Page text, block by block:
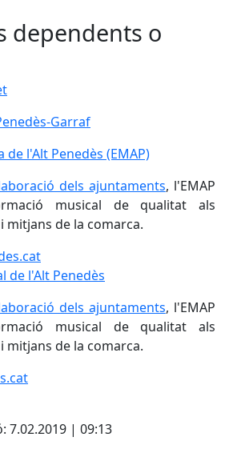
dependents o
Garraf
de l'Alt Penedès (EMAP)
dels ajuntaments, l'EMAP
musical de qualitat als
mitjans de la comarca.
de l'Alt Penedès
dels ajuntaments, l'EMAP
musical de qualitat als
mitjans de la comarca.
7.02.2019 | 09:13